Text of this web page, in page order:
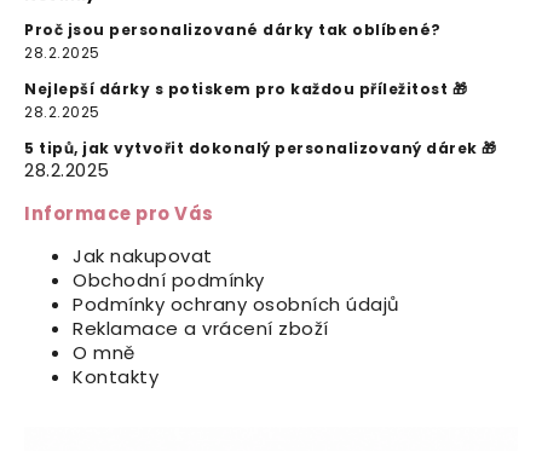
Proč jsou personalizované dárky tak oblíbené?
28.2.2025
Nejlepší dárky s potiskem pro každou příležitost 🎁
28.2.2025
5 tipů, jak vytvořit dokonalý personalizovaný dárek 🎁
28.2.2025
Informace pro Vás
Jak nakupovat
Obchodní podmínky
Podmínky ochrany osobních údajů
Reklamace a vrácení zboží
O mně
Kontakty